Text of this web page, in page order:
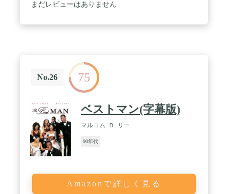
まだレビューはありません
No.26 75
ベストマン(字幕版)
マルコム･Ｄ･リー
90年代
Amazonで詳しく見る